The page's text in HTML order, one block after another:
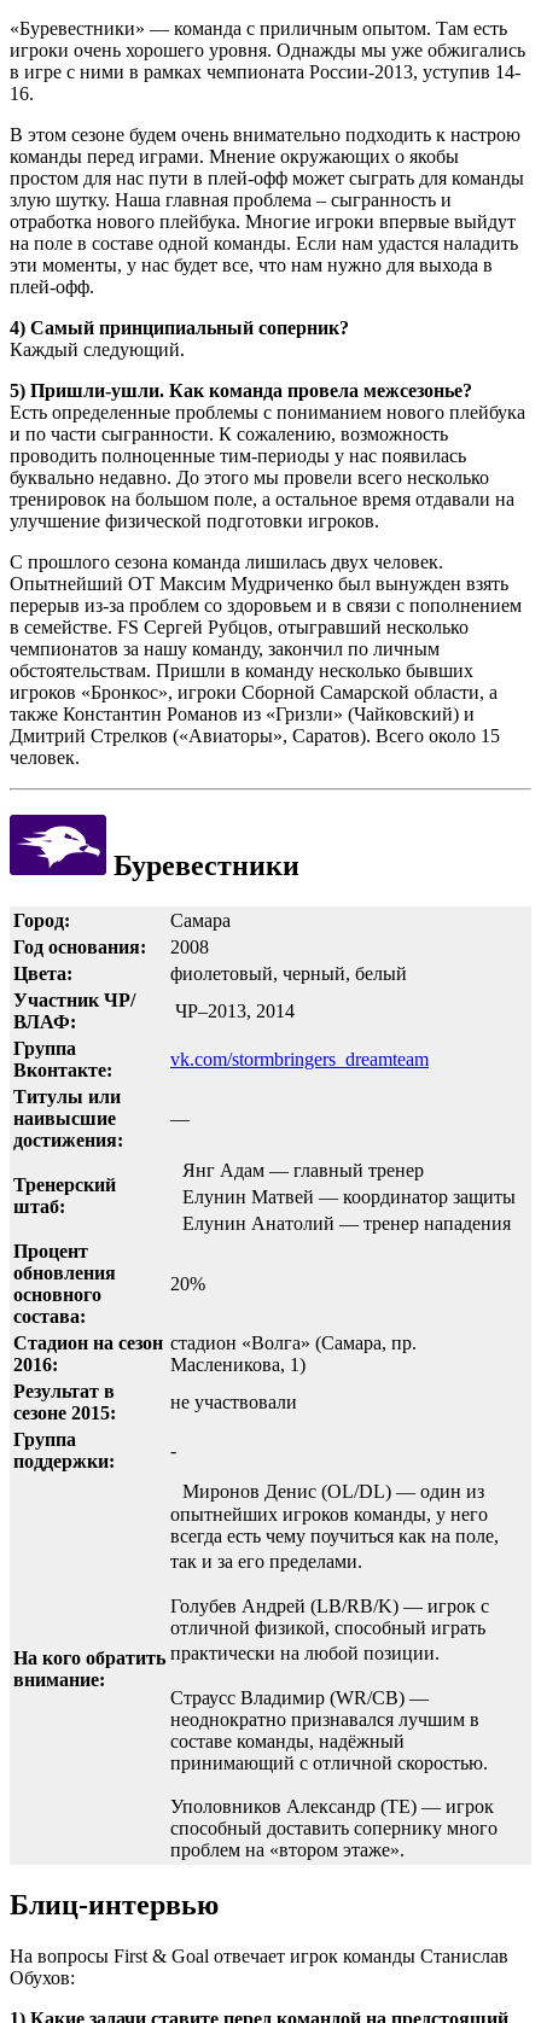
«Буревестники» — команда с приличным опытом. Там есть
игроки очень хорошего уровня. Однажды мы уже обжигались
в игре с ними в рамках чемпионата России-2013, уступив 14-
16.
В этом сезоне будем очень внимательно подходить к настрою
команды перед играми. Мнение окружающих о якобы
простом для нас пути в плей-офф может сыграть для команды
злую шутку. Наша главная проблема – сыгранность и
отработка нового плейбука. Многие игроки впервые выйдут
на поле в составе одной команды. Если нам удастся наладить
эти моменты, у нас будет все, что нам нужно для выхода в
плей-офф.
4) Самый принципиальный соперник?
Каждый следующий.
5) Пришли-ушли. Как команда провела межсезонье?
Есть определенные проблемы с пониманием нового плейбука
и по части сыгранности. К сожалению, возможность
проводить полноценные тим-периоды у нас появилась
буквально недавно. До этого мы провели всего несколько
тренировок на большом поле, а остальное время отдавали на
улучшение физической подготовки игроков.
С прошлого сезона команда лишилась двух человек.
Опытнейший OT Максим Мудриченко был вынужден взять
перерыв из-за проблем со здоровьем и в связи с пополнением
в семействе. FS Сергей Рубцов, отыгравший несколько
чемпионатов за нашу команду, закончил по личным
обстоятельствам. Пришли в команду несколько бывших
игроков «Бронкос», игроки Cборной Самарской области, а
также Константин Романов из «Гризли» (Чайковский) и
Дмитрий Стрелков («Авиаторы», Саратов). Всего около 15
человек.
Буревестники
Город:
Самара
Год основания:
2008
Цвета:
фиолетовый, черный, белый
Участник ЧР/
ВЛАФ:
ЧР–2013, 2014
Группа
Вконтакте:
vk.com/stormbringers_dreamteam
Титулы или
наивысшие
достижения:
—
Тренерский
штаб:
Янг Адам — главный тренер
Елунин Матвей — координатор защиты
Елунин Анатолий — тренер нападения
Процент
обновления
основного
состава:
20%
Стадион на сезон
2016:
стадион «Волга» (Самара, пр.
Масленикова, 1)
Результат в
сезоне 2015:
не участвовали
Группа
поддержки:
-
На кого обратить
внимание:
Миронов Денис (OL/DL) — один из
опытнейших игроков команды, у него
всегда есть чему поучиться как на поле,
так и за его пределами.
Голубев Андрей (LB/RB/K) — игрок с
отличной физикой, способный играть
практически на любой позиции.
Страусс Владимир (WR/CB) —
неоднократно признавался лучшим в
составе команды, надёжный
принимающий с отличной скоростью.
Уполовников Александр (TE) — игрок
способный доставить сопернику много
проблем на «втором этаже».
Блиц-интервью
На вопросы First & Goal отвечает игрок команды Станислав
Обухов:
1) Какие задачи ставите перед командой на предстоящий